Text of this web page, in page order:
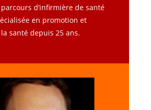
d’infirmière de santé
en promotion et
santé depuis 25 ans.